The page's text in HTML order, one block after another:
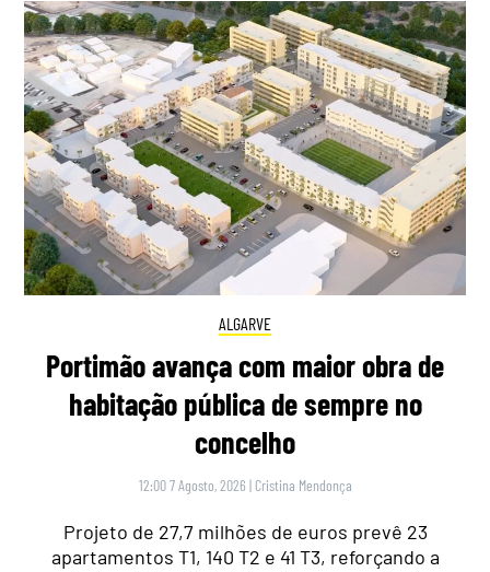
ALGARVE
Portimão avança com maior obra de
habitação pública de sempre no
concelho
12:00 7 Agosto, 2026 | Cristina Mendonça
Projeto de 27,7 milhões de euros prevê 23
apartamentos T1, 140 T2 e 41 T3, reforçando a